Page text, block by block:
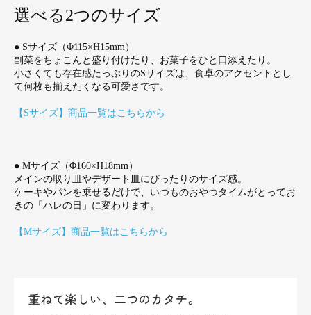
選べる2つのサイズ
● Sサイズ（Φ115×H15mm）
副菜をちょこんと盛り付けたり、お菓子をひと口添えたり。
小さくても存在感たっぷりのSサイズは、食卓のアクセントとし
て何枚も揃えたくなる可愛さです。
【Sサイズ】商品一覧はこちらから
● Mサイズ（Φ160×H18mm）
メインの取り皿やデザート皿にぴったりのサイズ感。
ケーキやパンを乗せるだけで、いつものおやつタイムがとってお
きの「ハレの日」に変わります。
【Mサイズ】商品一覧はこちらから